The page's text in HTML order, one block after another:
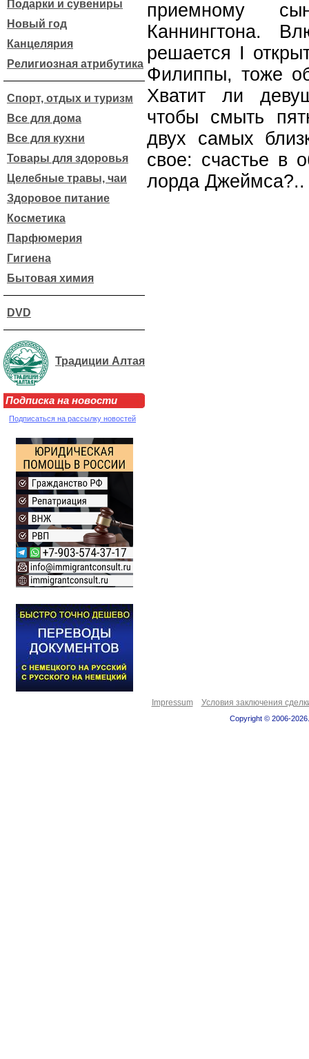
Подарки и сувениры
Новый год
Канцелярия
Религиозная атрибутика
Спорт, отдых и туризм
Все для дома
Все для кухни
Товары для здоровья
Целебные травы, чаи
Здоровое питание
Косметика
Парфюмерия
Гигиена
Бытовая химия
DVD
Традиции Алтая
Подписка на новости
Подписаться на рассылку новостей
приемному
Каннингтона.
решается I
Филиппы, тоже
Хватит ли
чтобы смыть
двух самых
свое: счастье в
лорда Джеймса?..
Impressum Условия заключения
Copyright © 2006-